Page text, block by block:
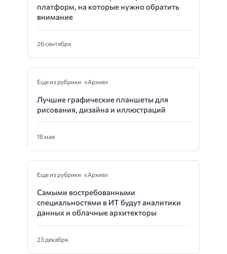
платформ, на которые нужно обратить
внимание
26 сентября
Еще из рубрики «Архив»
Лучшие графические планшеты для
рисования, дизайна и иллюстраций
18 мая
Еще из рубрики «Архив»
Самыми востребованными
специальностями в ИТ будут аналитики
данных и облачные архитекторы
23 декабря